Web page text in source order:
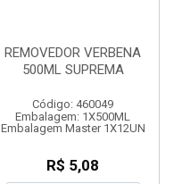
REMOVEDOR VERBENA
500ML SUPREMA
Código: 460049
Embalagem: 1X500ML
Embalagem Master 1X12UN
R$ 5,08